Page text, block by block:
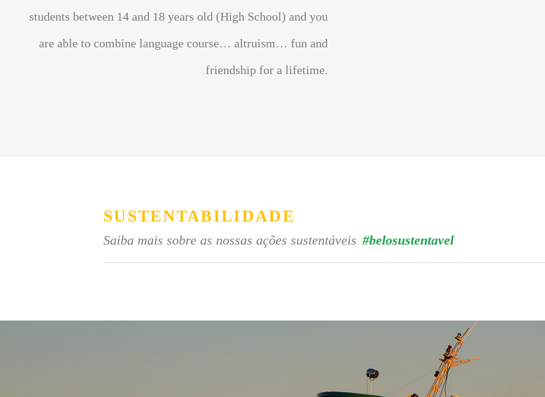
students between 14 and 18 years old (High School) and you
are able to combine language course… altruism… fun and
friendship for a lifetime.
SUSTENTABILIDADE
Saiba mais sobre as nossas ações sustentáveis #belosustentavel